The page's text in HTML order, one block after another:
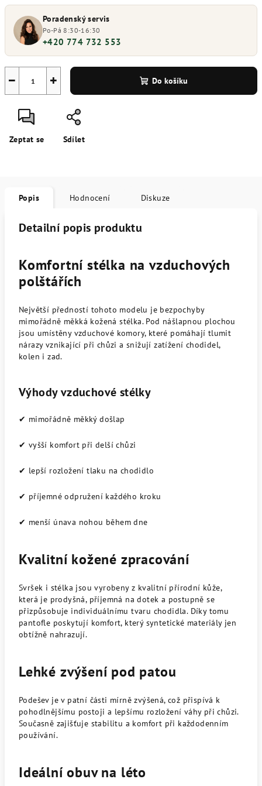
Poradenský servis
Po-Pá 8:30-16:30
+420 774 732 553
+
− Do košíku
Zeptat se Sdílet
Popis Hodnocení Diskuze
Detailní popis produktu
Komfortní stélka na vzduchových
polštářích
Největší předností tohoto modelu je bezpochyby
mimořádně měkká kožená stélka. Pod nášlapnou plochou
jsou umístěny vzduchové komory, které pomáhají tlumit
nárazy vznikající při chůzi a snižují zatížení chodidel,
kolen i zad.
Výhody vzduchové stélky
✔ mimořádně měkký došlap
✔ vyšší komfort při delší chůzi
✔ lepší rozložení tlaku na chodidlo
✔ příjemné odpružení každého kroku
✔ menší únava nohou během dne
Kvalitní kožené zpracování
Svršek i stélka jsou vyrobeny z kvalitní přírodní kůže,
která je prodyšná, příjemná na dotek a postupně se
přizpůsobuje individuálnímu tvaru chodidla. Díky tomu
pantofle poskytují komfort, který syntetické materiály jen
obtížně nahrazují.
Lehké zvýšení pod patou
Podešev je v patní části mírně zvýšená, což přispívá k
pohodlnějšímu postoji a lepšímu rozložení váhy při chůzi.
Současně zajišťuje stabilitu a komfort při každodenním
používání.
Ideální obuv na léto